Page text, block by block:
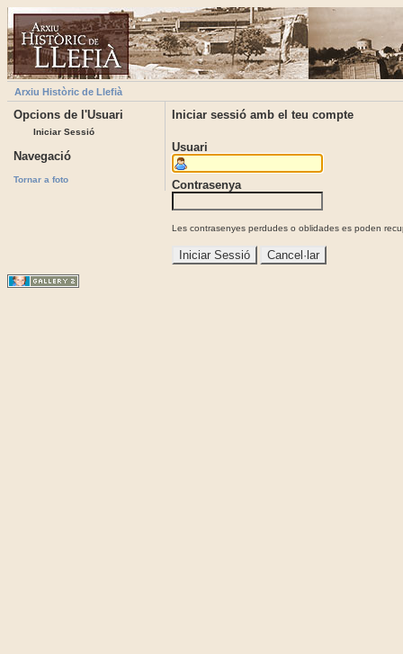
Arxiu Històric de Llefià
Opcions de l'Usuari
Iniciar Sessió
Navegació
Tornar a foto
Iniciar sessió amb el teu compte
Usuari
Contrasenya
Les contrasenyes perdudes o oblidades es poden